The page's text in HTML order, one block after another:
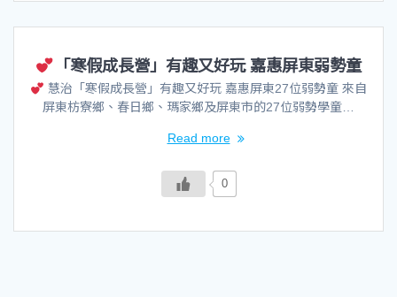
「寒假成長營」有趣又好玩 嘉惠屏東弱勢童
慧治「寒假成長營」有趣又好玩 嘉惠屏東27位弱勢童 來自
屏東枋寮鄉、春日鄉、瑪家鄉及屏東市的27位弱勢學童…
Read more
0